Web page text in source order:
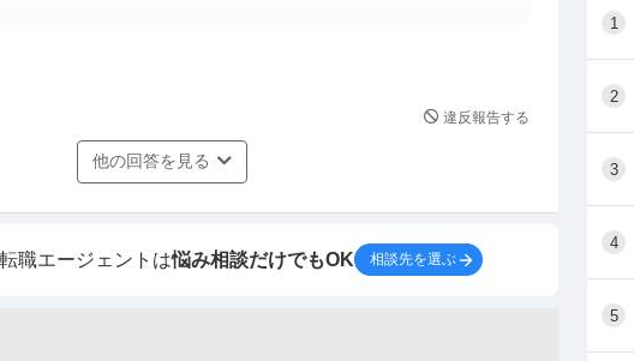
は気にしない。わかった時点で直ぐに伝えてるんだから仕
接シフトが被った時に口頭でも伝えた方がいい気がします。
られそうな気もします。
違反報告する
他の回答を見る
職エージェントは悩み相談だけでもOK 相談先を選ぶ
1
2
3
4
5